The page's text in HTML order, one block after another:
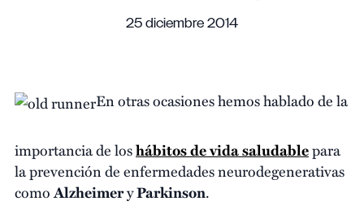
25 diciembre 2014
En otras ocasiones hemos hablado de la
importancia de loshábitos de vida saludablepara
la prevención de enfermedades neurodegenerativas
comoAlzheimeryParkinson.